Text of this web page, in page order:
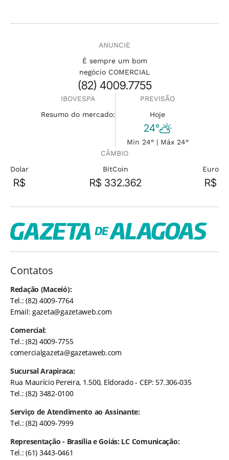
ANUNCIE
É sempre um bom
negócio COMERCIAL
(82) 4009.7755
IBOVESPA
Resumo do mercado:
PREVISÃO
Hoje
24°
Min 24° | Máx 24°
CÂMBIO
Dolar
R$
BitCoin
R$ 332.362
Euro
R$
Contatos
Redação (Maceió):
Tel.: (82) 4009-7764
Email:gazeta@gazetaweb.com
Comercial:
Tel.: (82) 4009-7755
comercialgazeta@gazetaweb.com
Sucursal Arapiraca:
Rua Maurício Pereira, 1.500, Eldorado - CEP: 57.306-035
Tel.: (82) 3482-0100
Serviço de Atendimento ao Assinante:
Tel.: (82) 4009-7999
Representação - Brasília e Goiás: LC Comunicação:
Tel.: (61) 3443-0461